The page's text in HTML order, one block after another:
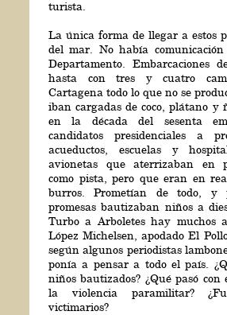
turista.
La única forma de llegar a estos
del mar. No había
Departamento. Embarcaciones
hasta con tres y cuatro
Cartagena todo lo que no se
iban cargadas de coco, plátano y
en la década del sesenta
candidatos presidenciales a
acueductos, escuelas y
avionetas que aterrizaban en
como pista, pero que eran en
burros. Prometían de todo, y
promesas bautizaban niños a
Turbo a Arboletes hay muchos
López Michelsen, apodado El
según algunos periodistas
ponía a pensar a todo el país.
niños bautizados? ¿Qué pasó con
la violencia paramilitar?
victimarios?